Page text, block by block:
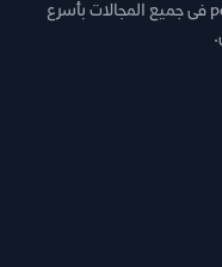
والروايات والقصص وغيرها من كتب مجانية pdf فى جميع المجالات بأسرع